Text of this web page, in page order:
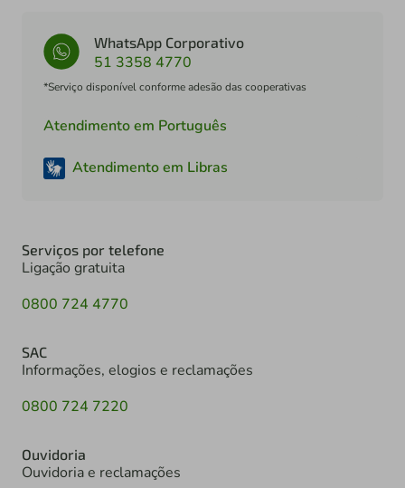
WhatsApp Corporativo
51 3358 4770
*Serviço disponível conforme adesão das cooperativas
Atendimento em Português
Atendimento em Libras
Serviços por telefone
Ligação gratuita
0800 724 4770
SAC
Informações, elogios e reclamações
0800 724 7220
Ouvidoria
Ouvidoria e reclamações